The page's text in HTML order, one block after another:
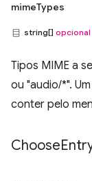
mimeTypes
string[] opcional
Tipos MIME a
ou "audio/*".
conter pelo
Choose